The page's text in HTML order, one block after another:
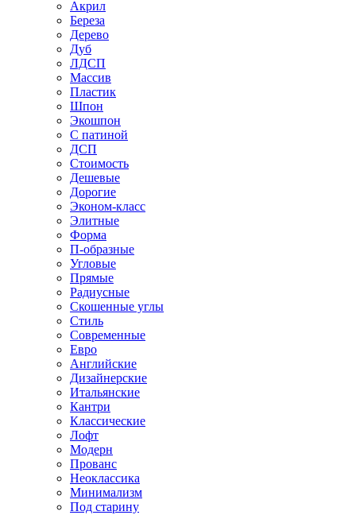
Акрил
Береза
Дерево
Дуб
ЛДСП
Массив
Пластик
Шпон
Экошпон
С патиной
ДСП
Стоимость
Дешевые
Дорогие
Эконом-класс
Элитные
Форма
П-образные
Угловые
Прямые
Радиусные
Скошенные углы
Стиль
Современные
Евро
Английские
Дизайнерские
Итальянские
Кантри
Классические
Лофт
Модерн
Прованс
Неоклассика
Минимализм
Под старину